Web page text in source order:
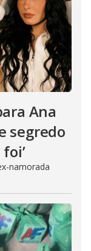
Ana
segredo
namorada